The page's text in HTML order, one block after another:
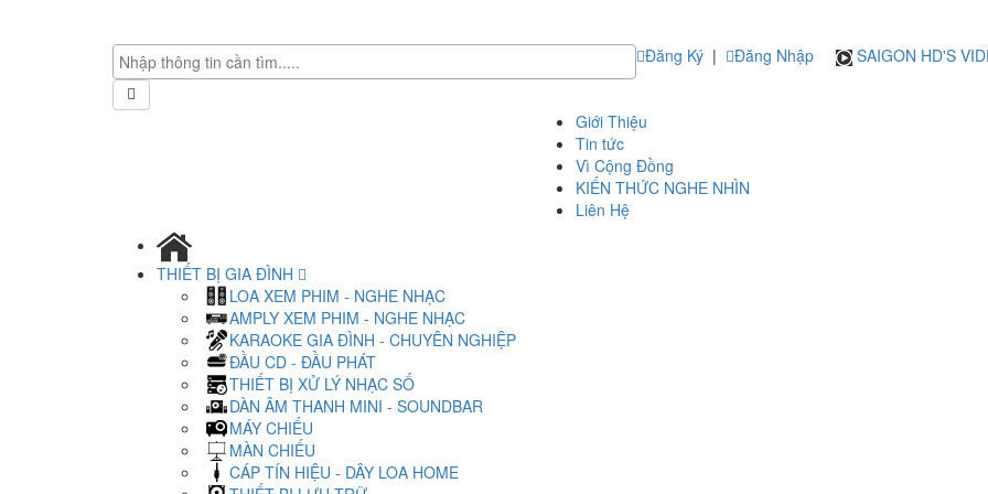
Đăng Ký | Đăng Nhập SAIGON HD'S
Giới Thiệu
Tin tức
Vì Cộng Đồng
KIẾN THỨC NGHE NHÌN
Liên Hệ
THIẾT BỊ GIA ĐÌNH
LOA XEM PHIM - NGHE NHẠC
AMPLY XEM PHIM - NGHE NHẠC
KARAOKE GIA ĐÌNH - CHUYÊN NGHIỆP
ĐẦU CD - ĐẦU PHÁT
THIẾT BỊ XỬ LÝ NHẠC SỐ
DÀN ÂM THANH MINI - SOUNDBAR
MÁY CHIẾU
MÀN CHIẾU
CÁP TÍN HIỆU - DÂY LOA HOME